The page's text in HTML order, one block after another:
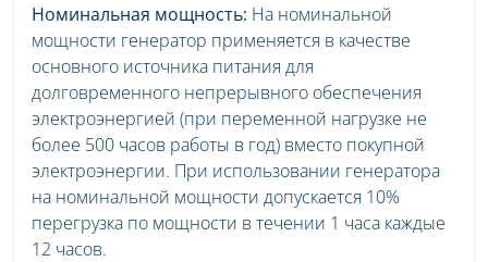
Номинальная мощность: На номинальной
мощности генератор применяется в качестве
основного источника питания для
долговременного непрерывного обеспечения
электроэнергией (при переменной нагрузке не
более 500 часов работы в год) вместо покупной
электроэнергии. При использовании генератора
на номинальной мощности допускается 10%
перегрузка по мощности в течении 1 часа каждые
12 часов.